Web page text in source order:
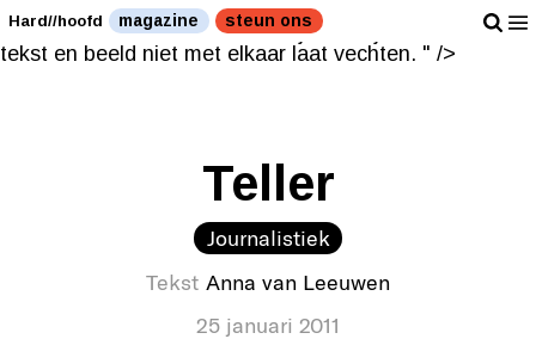
Eindelijk een tijdschrift dat tekst en beeld niet met
elkaar laat vechten. " />Eindelijk een tijdschrift dat
tekst en beeld niet met elkaar laat vechten. " />
Hard//hoofd magazine steun ons
Teller
Journalistiek
Tekst Anna van Leeuwen
25 januari 2011